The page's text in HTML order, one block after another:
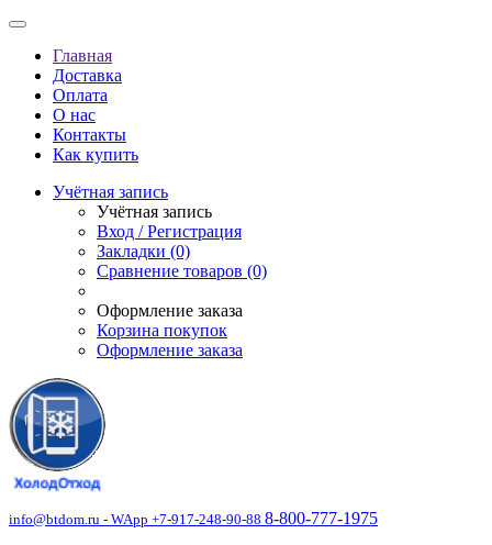
Главная
Доставка
Оплата
О нас
Контакты
Как купить
Учётная запись
Учётная запись
Вход / Регистрация
Закладки (0)
Сравнение товаров (0)
Оформление заказа
Корзина покупок
Оформление заказа
info@btdom.ru - WApp +7-917-248-90-88 8-800-777-1975